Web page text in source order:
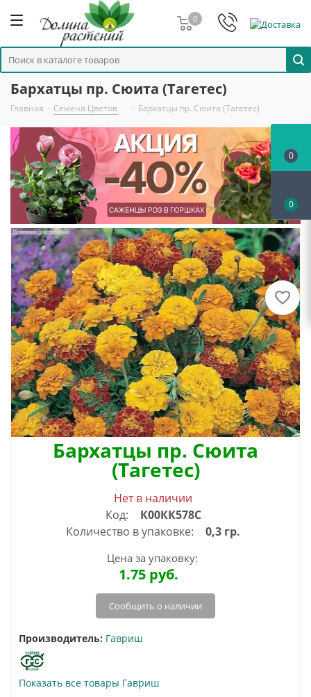
0
Бархатцы пр. Сюита (Тагетес)
Главная - Семена Цветов - Бархатцы пр. Сюита (Тагетес)
Бархатцы пр. Сюита
(Тагетес)
Нет в наличии
Код:
К00КК578С
Количество в упаковке:
0,3 гр.
Цена за упаковку:
1.75 руб.
Сообщить о наличии
Производитель: Гавриш
Показать все товары Гавриш
0
0